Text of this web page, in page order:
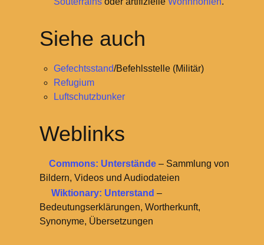
Siehe auch
Gefechtsstand/Befehlsstelle (Militär)
Refugium
Luftschutzbunker
Weblinks
Commons: Unterstände– Sammlung von
Bildern, Videos und Audiodateien
Wiktionary: Unterstand –
Bedeutungserklärungen, Wortherkunft,
Synonyme, Übersetzungen